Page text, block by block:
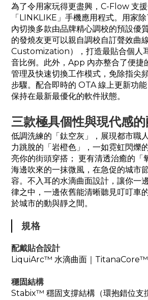
為了令用家玩得更盡興，C-Flow 支
「LINKLIKE」手機應用程式。用家
內切換多款由品牌精心調校的預設優
的發燒友更可以親自調校自訂聲效曲
Customization），打造最貼合個人
音比例。此外，App 內亦整合了便捷
管理及快速切換工作模式，免除指尖
步驟。配合即時的 OTA 線上更新功
保持在最新最優化的軟件狀態。
三款極具個性與現代感
低調洗練的「鈦空灰」，展現都市職
力跳脫的「岩橙色」，一如霓虹閃爍
亮你的街頭穿搭； 更有清透治癒的「
海邊吹來的一抹微風，在急促的城市
容。不入耳的水滴曲面設計，讓你一
律之中，一邊依舊能清晰聽見叮叮車
於城市的動與靜之間。
規格
配戴貼合設計
LiquiArc™ 水滴曲面｜TitanaCore™
穩固結構
Stabix™ 穩固支撐結構（環抱錯位支